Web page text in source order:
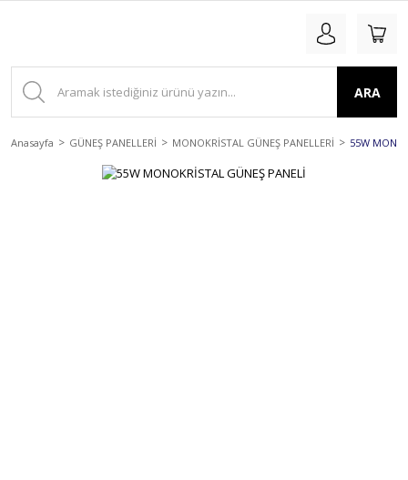
ARA
Anasayfa GÜNEŞ PANELLERİ MONOKRİSTAL GÜNEŞ PANELLERİ 55W